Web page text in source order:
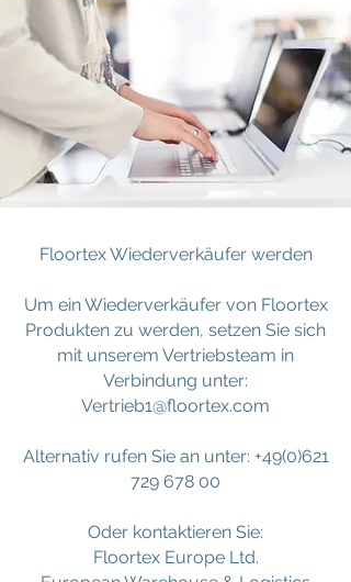
Floortex Wiederverkäufer werden
Um ein Wiederverkäufer von Floortex
Produkten zu werden, setzen Sie sich
mit unserem Vertriebsteam in
Verbindung unter:
Vertrieb1@floortex.com
Alternativ rufen Sie an unter: +49(0)621
729 678 00
Oder kontaktieren Sie:
Floortex Europe Ltd.